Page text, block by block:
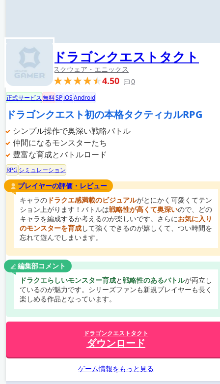
ドラゴンクエストタクト
スクウェア・エニックス
4.50 0
正式サービス無料SPiOSAndroid
ドラゴンクエスト初の本格タクティカルRPG
シンプル操作で奥深い戦略バトル
仲間になるモンスターたち
豊富な育成とバトルロード
RPG シミュレーション
プレイヤーの評価・レビュー
キャラの ドラクエ感満載のビジュアルがとにかく可愛くてテン
ション上がります！バトルは戦略性が高くて奥深いので、どの
キャラを編成するか考えるのが楽しいです。さらにお気に入り
のモンスターを育成して強くできるのが嬉しくて、つい時間を
忘れて遊んでしまいます。
編集部コメント
ドラクエらしいモンスター育成と戦略性のあるバトルが両立し
ているのが魅力です。シリーズファンも新規プレイヤーも長く
楽しめる作品となっています。
ドラゴンクエストタクト
ダウンロード
ゲーム情報をもっと見る